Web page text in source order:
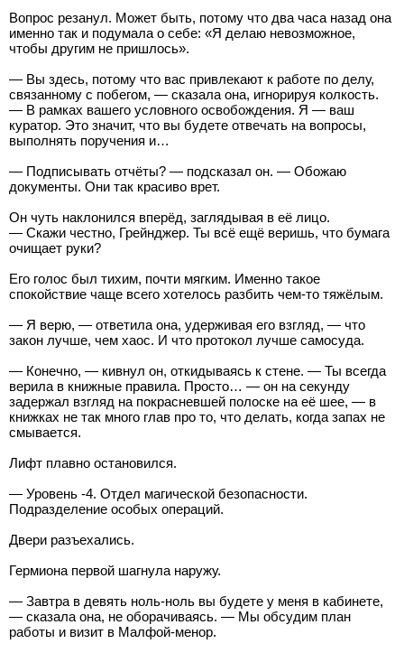
Вопрос резанул. Может быть, потому что два часа назад она
именно так и подумала о себе: «Я делаю невозможное,
чтобы другим не пришлось».
— Вы здесь, потому что вас привлекают к работе по делу,
связанному с побегом, — сказала она, игнорируя колкость.
— В рамках вашего условного освобождения. Я — ваш
куратор. Это значит, что вы будете отвечать на вопросы,
выполнять поручения и…
— Подписывать отчёты? — подсказал он. — Обожаю
документы. Они так красиво врет.
Он чуть наклонился вперёд, заглядывая в её лицо.
— Скажи честно, Грейнджер. Ты всё ещё веришь, что бумага
очищает руки?
Его голос был тихим, почти мягким. Именно такое
спокойствие чаще всего хотелось разбить чем-то тяжёлым.
— Я верю, — ответила она, удерживая его взгляд, — что
закон лучше, чем хаос. И что протокол лучше самосуда.
— Конечно, — кивнул он, откидываясь к стене. — Ты всегда
верила в книжные правила. Просто… — он на секунду
задержал взгляд на покрасневшей полоске на её шее, — в
книжках не так много глав про то, что делать, когда запах не
смывается.
Лифт плавно остановился.
— Уровень -4. Отдел магической безопасности.
Подразделение особых операций.
Двери разъехались.
Гермиона первой шагнула наружу.
— Завтра в девять ноль-ноль вы будете у меня в кабинете,
— сказала она, не оборачиваясь. — Мы обсудим план
работы и визит в Малфой-менор.